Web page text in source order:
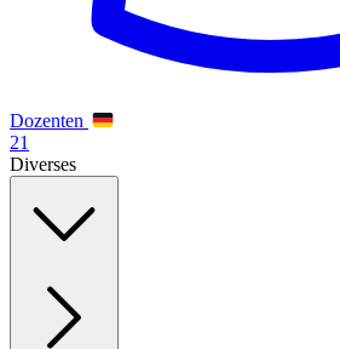
Dozenten
21
Diverses